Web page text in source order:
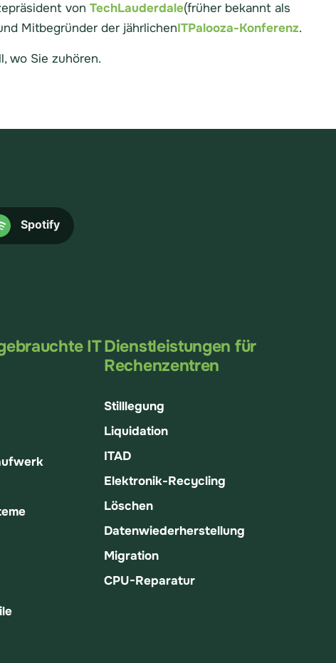
von TechLauderdale(früher bekannt als
Mitbegründer der jährlichenITPalooza-Konferenz.
wo Sie zuhören.
Spotify
ITDienstleistungen für
Rechenzentren
Stilllegung
Liquidation
ITAD
Elektronik-Recycling
Löschen
Datenwiederherstellung
Migration
CPU-Reparatur